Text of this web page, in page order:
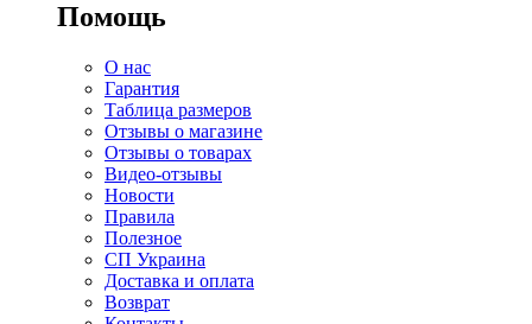
Помощь
О нас
Гарантия
Таблица размеров
Отзывы о магазине
Отзывы о товарах
Видео-отзывы
Новости
Правила
Полезное
СП Украина
Доставка и оплата
Возврат